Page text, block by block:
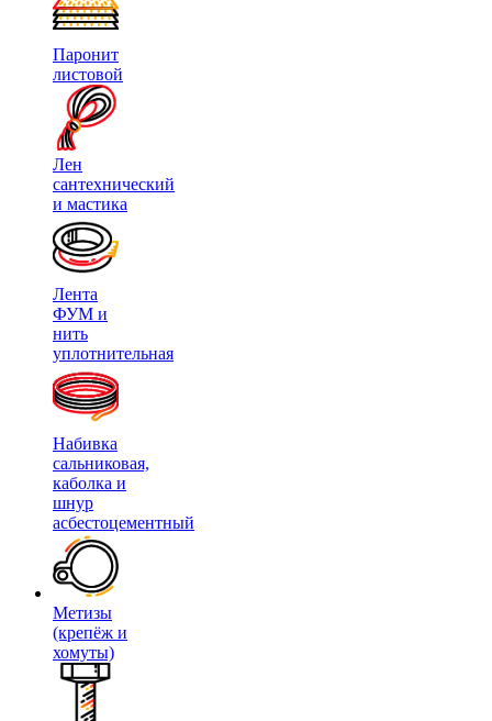
Паронит
листовой
Лен
сантехнический
и мастика
Лента
ФУМ и
нить
уплотнительная
Набивка
сальниковая,
каболка и
шнур
асбестоцементный
Метизы
(крепёж и
хомуты)